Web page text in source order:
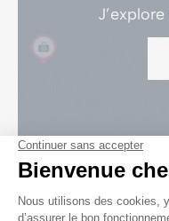
J’explore